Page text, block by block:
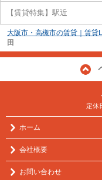
【賃貸特集】駅近
大阪市・高槻市の賃貸｜賃貸
田
定休
ホーム
会社概要
お問い合わせ